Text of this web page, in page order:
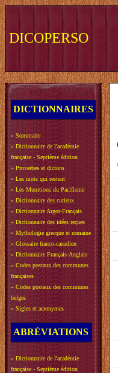
DICOPERSO
DICTIONNAIRES
» Sommaire
» Dictionnaire de l'académie
française - Septième édition
» Proverbes et dictons
» Les mots qui restent
» Les Munitions du Pacifisme
» Dictionnaire des curieux
» Dictionnaire Argot-Français
» Dictionnaire des idées reçues
» Mythologie grecque et romaine
» Glossaire franco-canadien
» Dictionnaire Français-Anglais
» Codes postaux des communes
françaises
» Codes postaux des communes
belges
» Sigles et acronymes
ABRÉVIATIONS
» Dictionnaire de l'académie
française - Septième édition